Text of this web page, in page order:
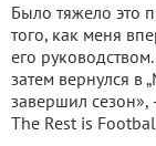
Было тяжело это
того, как меня
его
затем вернулся в
завершил сезон»,
The Rest is